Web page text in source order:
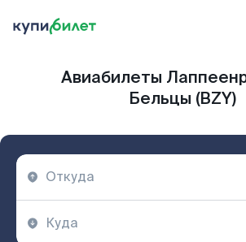
Авиабилеты
Бельцы (BZY)